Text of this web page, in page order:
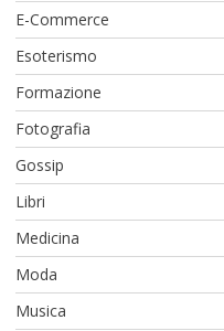
E-Commerce
Esoterismo
Formazione
Fotografia
Gossip
Libri
Medicina
Moda
Musica